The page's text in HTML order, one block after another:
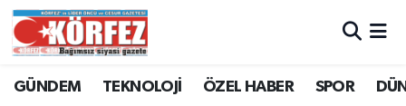
GÜNDEM TEKNOLOJİ ÖZEL HABER SPOR